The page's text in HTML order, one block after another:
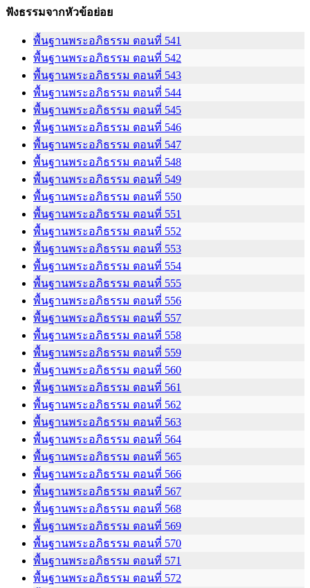
ฟังธรรมจากหัวข้อย่อย
พื้นฐานพระอภิธรรม ตอนที่ 541
พื้นฐานพระอภิธรรม ตอนที่ 542
พื้นฐานพระอภิธรรม ตอนที่ 543
พื้นฐานพระอภิธรรม ตอนที่ 544
พื้นฐานพระอภิธรรม ตอนที่ 545
พื้นฐานพระอภิธรรม ตอนที่ 546
พื้นฐานพระอภิธรรม ตอนที่ 547
พื้นฐานพระอภิธรรม ตอนที่ 548
พื้นฐานพระอภิธรรม ตอนที่ 549
พื้นฐานพระอภิธรรม ตอนที่ 550
พื้นฐานพระอภิธรรม ตอนที่ 551
พื้นฐานพระอภิธรรม ตอนที่ 552
พื้นฐานพระอภิธรรม ตอนที่ 553
พื้นฐานพระอภิธรรม ตอนที่ 554
พื้นฐานพระอภิธรรม ตอนที่ 555
พื้นฐานพระอภิธรรม ตอนที่ 556
พื้นฐานพระอภิธรรม ตอนที่ 557
พื้นฐานพระอภิธรรม ตอนที่ 558
พื้นฐานพระอภิธรรม ตอนที่ 559
พื้นฐานพระอภิธรรม ตอนที่ 560
พื้นฐานพระอภิธรรม ตอนที่ 561
พื้นฐานพระอภิธรรม ตอนที่ 562
พื้นฐานพระอภิธรรม ตอนที่ 563
พื้นฐานพระอภิธรรม ตอนที่ 564
พื้นฐานพระอภิธรรม ตอนที่ 565
พื้นฐานพระอภิธรรม ตอนที่ 566
พื้นฐานพระอภิธรรม ตอนที่ 567
พื้นฐานพระอภิธรรม ตอนที่ 568
พื้นฐานพระอภิธรรม ตอนที่ 569
พื้นฐานพระอภิธรรม ตอนที่ 570
พื้นฐานพระอภิธรรม ตอนที่ 571
พื้นฐานพระอภิธรรม ตอนที่ 572